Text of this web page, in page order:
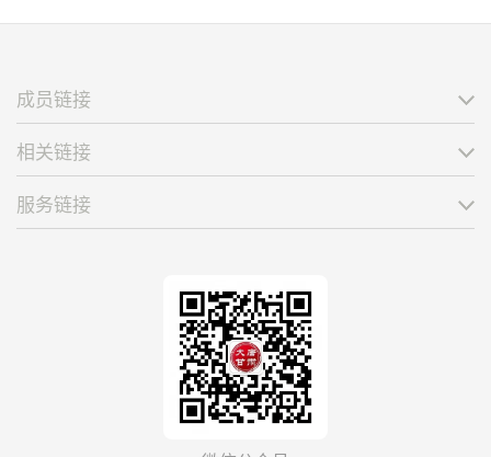
成员链接
相关链接
服务链接